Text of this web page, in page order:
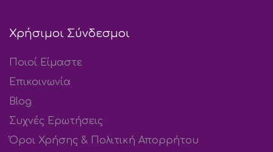
Χρήσιμοι Σύνδεσμοι
Ποιοί Είμαστε
Επικοινωνία
Blog
Συχνές Ερωτήσεις
Όροι Χρήσης & Πολιτική Απορρήτου